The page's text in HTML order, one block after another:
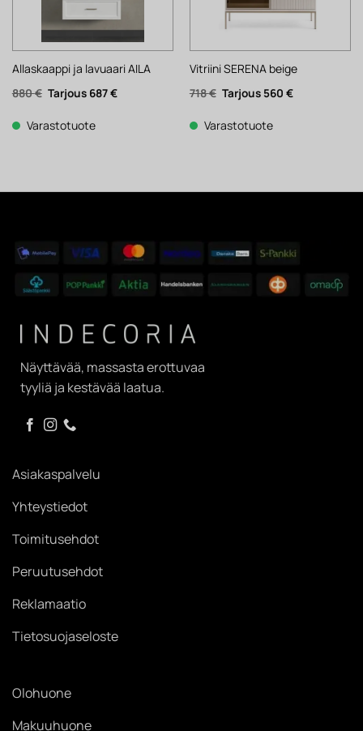
Allaskaappi ja lavuaari AILA
880€ Alkuperäinen
hinta
880 €.
687€Nykyinen
Varastotuote
Vitriini SERENA beige
718€ Alkuperäinen
hinta
718 €.
560 €Nykyinen
Varastotuote
Näyttävää, massasta erottuvaa
tyyliä ja kestävää laatua.
Asiakaspalvelu
Yhteystiedot
Toimitusehdot
Peruutusehdot
Reklamaatio
Tietosuojaseloste
Olohuone
Makuuhuone